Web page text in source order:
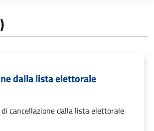
dalla lista elettorale
cancellazione dalla lista elettorale